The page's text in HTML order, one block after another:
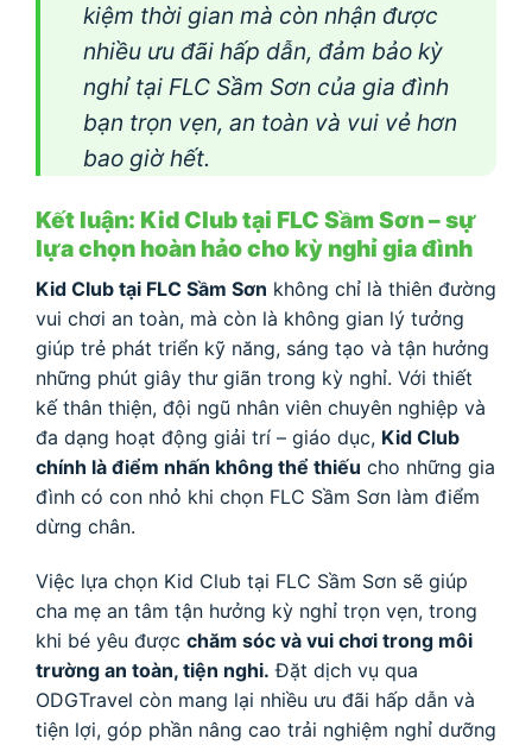
kiệm thời gian mà còn nhận được
nhiều ưu đãi hấp dẫn, đảm bảo kỳ
nghỉ tại FLC Sầm Sơn của gia đình
bạn trọn vẹn, an toàn và vui vẻ hơn
bao giờ hết.
Kết luận: Kid Club tại FLC Sầm Sơn – sự
lựa chọn hoàn hảo cho kỳ nghỉ gia đình
Kid Club tại FLC Sầm Sơn không chỉ là thiên đường
vui chơi an toàn, mà còn là không gian lý tưởng
giúp trẻ phát triển kỹ năng, sáng tạo và tận hưởng
những phút giây thư giãn trong kỳ nghỉ. Với thiết
kế thân thiện, đội ngũ nhân viên chuyên nghiệp và
đa dạng hoạt động giải trí – giáo dục, Kid Club
chính là điểm nhấn không thể thiếu cho những gia
đình có con nhỏ khi chọn FLC Sầm Sơn làm điểm
dừng chân.
Việc lựa chọn Kid Club tại FLC Sầm Sơn sẽ giúp
cha mẹ an tâm tận hưởng kỳ nghỉ trọn vẹn, trong
khi bé yêu được chăm sóc và vui chơi trong môi
trường an toàn, tiện nghi. Đặt dịch vụ qua
ODGTravel còn mang lại nhiều ưu đãi hấp dẫn và
tiện lợi, góp phần nâng cao trải nghiệm nghỉ dưỡng